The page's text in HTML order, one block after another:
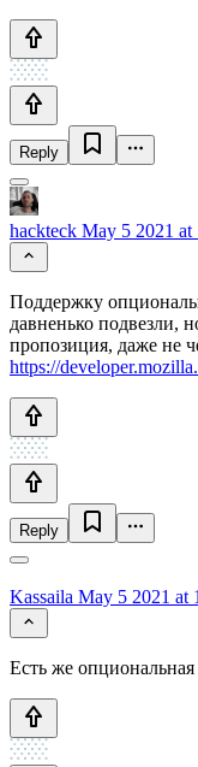
Reply
hackteck May 5 2021 at
Поддержку
давненько подвезли,
пропозиция, даже не
https://
Reply
Kassaila May 5 2021 at
Есть же